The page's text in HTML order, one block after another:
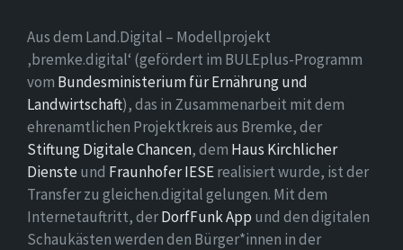
Aus dem Land.Digital – Modellprojekt
‚bremke.digital‘ (gefördert im BULEplus-Programm
vom Bundesministerium für Ernährung und
Landwirtschaft), das in Zusammenarbeit mit dem
ehrenamtlichen Projektkreis aus Bremke, der
Stiftung Digitale Chancen, dem Haus Kirchlicher
Dienste und Fraunhofer IESErealisiert wurde, ist der
Transfer zu gleichen.digital gelungen. Mit dem
Internetauftritt, derDorfFunk App und den digitalen
Schaukästen werden den Bürger*innen in der